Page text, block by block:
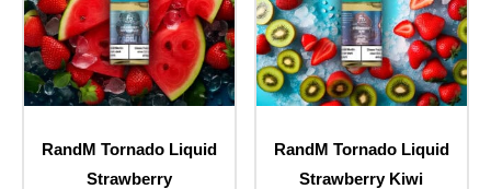
RandM Tornado Liquid
Strawberry
RandM Tornado Liquid
Strawberry Kiwi